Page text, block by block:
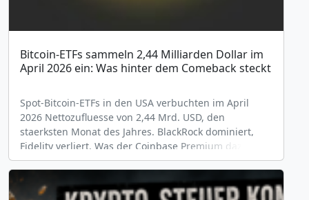
Bitcoin-ETFs sammeln 2,44 Milliarden Dollar im
April 2026 ein: Was hinter dem Comeback steckt
Spot-Bitcoin-ETFs in den USA verbuchten im April
2026 Nettozufluesse von 2,44 Mrd. USD, den
staerksten Monat des Jahres. BlackRock dominiert,
Fidelity verliert. Was der Coinbase Premium dazu sagt
und was das fuer deutsche Anleger bedeutet.